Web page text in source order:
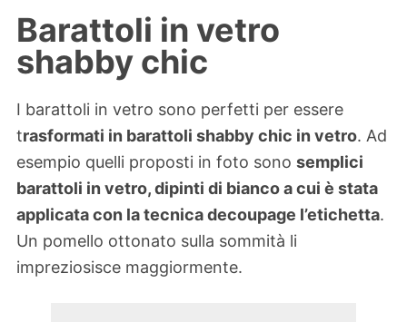
Barattoli in vetro
shabby chic
I barattoli in vetro sono perfetti per essere
trasformati in barattoli shabby chic in vetro. Ad
esempio quelli proposti in foto sono semplici
barattoli in vetro, dipinti di bianco a cui è stata
applicata con la tecnica decoupage l’etichetta.
Un pomello ottonato sulla sommità li
impreziosisce maggiormente.